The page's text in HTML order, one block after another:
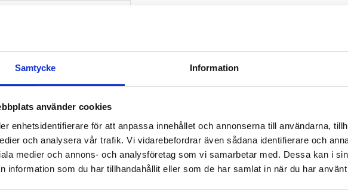
Samtycke Information
använder cookies
enhetsidentifierare för att anpassa innehållet och annonserna till användarna,
och analysera vår trafik. Vi vidarebefordrar även sådana identifierare och
medier och annons- och analysföretag som vi samarbetar med. Dessa kan i
information som du har tillhandahållit eller som de har samlat in när du har